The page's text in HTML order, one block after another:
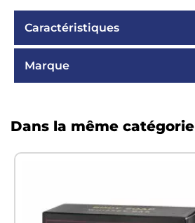
Caractéristiques
Marque
Dans la même catégorie